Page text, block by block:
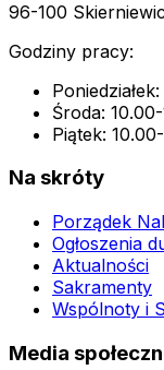
96-100
Godziny pracy:
Środa:
Piątek:
Na skróty
Porządek
Ogłoszenia
Aktualności
Sakramenty
Wspólnoty i
Media